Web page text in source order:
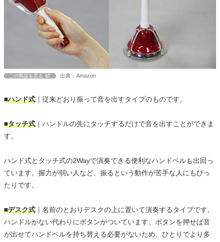
この商品を見る 出典：Amazon
■ハンド式 ｜従来どおり振って音を出すタイプのものです。
■タッチ式 ｜ハンドルの先にタッチするだけで音を出すことができま
す。
ハンド式とタッチ式の2Wayで演奏できる便利なハンドベルも出回っ
ています。握力が弱い人など、振るという動作が苦手な人にもぴっ
たりです。
■デスク式 ｜名前のとおりデスクの上に置いて演奏するタイプです。
ハンドルがない代わりにボタンがついています。ボタンを押せば音
が出せてハンドベルを持ち替える必要がないため、ひとりでより多